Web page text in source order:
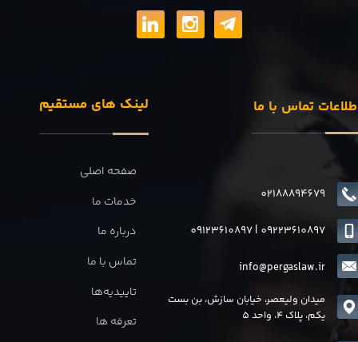
لینک های مستقیم
صفحه اصلی
خدمات ما
درباره ما
تماس با ما
تاییدیه‌ها
تعرفه ها
تماس با ما
02188894679
info@pergaslaw.ir
09123610897| 09223610897
میدان ولیعصر، خیابان سازش، بن بست
یکم، پلاک 4، واحد 5